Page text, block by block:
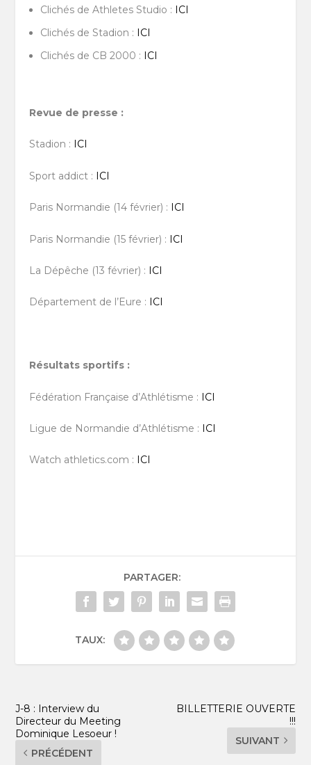
Clichés de Athletes Studio : ICI
Clichés de Stadion : ICI
Clichés de CB 2000 : ICI
Revue de presse :
Stadion : ICI
Sport addict : ICI
Paris Normandie (14 février) : ICI
Paris Normandie (15 février) : ICI
La Dépêche (13 février) : ICI
Département de l’Eure : ICI
Résultats sportifs :
Fédération Française d’Athlétisme : ICI
Ligue de Normandie d’Athlétisme : ICI
Watch athletics.com : ICI
PARTAGER:
TAUX:
J-8 : Interview du
Directeur du Meeting
Dominique Lesoeur !
PRÉCÉDENT
BILLETTERIE OUVERTE
!!!
SUIVANT